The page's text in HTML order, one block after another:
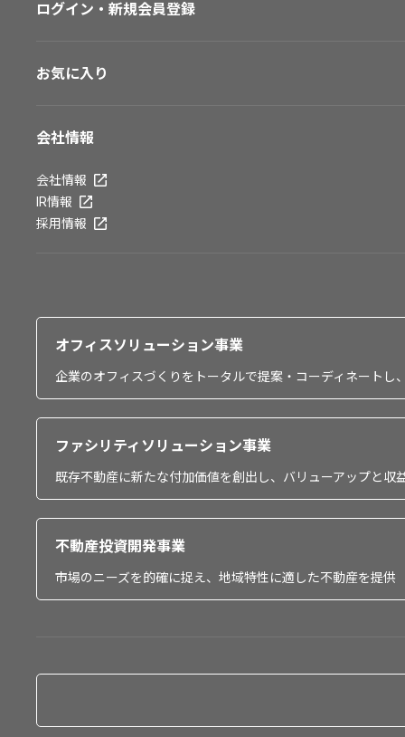
ログイン・新規会員登録
お気に入り
会社情報
会社情報
IR情報
採用情報
オフィスソリューション事業
企業のオフィスづくりをトータルで提案・コーディネート
ファシリティソリューション事業
既存不動産に新たな付加価値を創出し、バリューアップと収
不動産投資開発事業
市場のニーズを的確に捉え、地域特性に適した不動産を提供